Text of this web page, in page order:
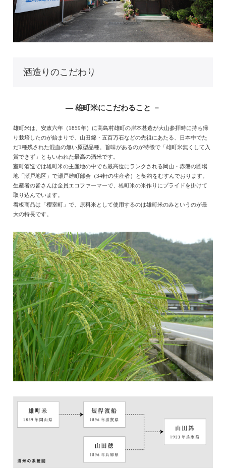
酒造りのこだわり
― 雄町米にこだわること －
雄町米は、安政六年（1859年）に高島村雄町の岸本甚造が大山参拝時に持ち帰
り栽培したのが始まりで、山田錦・五百万石などの先祖にあたる、日本中でた
だ1種残された混血の無い原型品種。旨味があるのが特徴で「雄町米無くして入
賞できず」ともいわれた最高の酒米です。
室町酒造では雄町米の主産地の中でも最高位にランクされる岡山・赤磐の圃場
地「瀬戸地区」で瀬戸雄町部会（34軒の生産者）と契約をむすんでおります。
生産者の皆さんは全員エコファーマーで、雄町米の米作りにプライドを掛けて
取り込んでいます。
看板商品は「櫻室町」で、原料米として使用するのは雄町米のみというのが最
大の特長です。